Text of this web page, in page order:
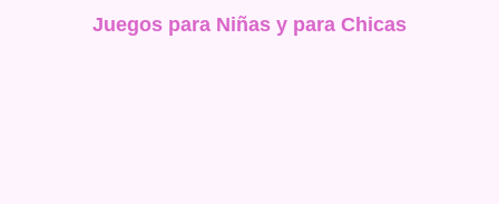
Juegos para Niñas y para Chicas